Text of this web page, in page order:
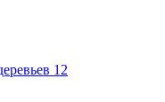
12